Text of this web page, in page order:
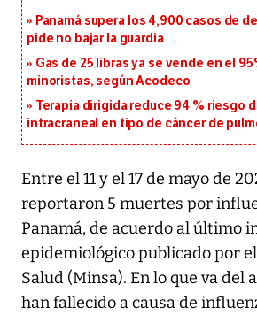
Panamá supera los 4,900 casos de
pide no bajar la guardia
Gas de 25 libras ya se vende en el
minoristas, según Acodeco
Terapia dirigida reduce 94 % riesgo
intracraneal en tipo de cáncer de
Entre el 11 y el 17 de mayo de
reportaron 5 muertes por
Panamá, de acuerdo al último
epidemiológico publicado por
Salud (Minsa). En lo que va del
han fallecido a causa de